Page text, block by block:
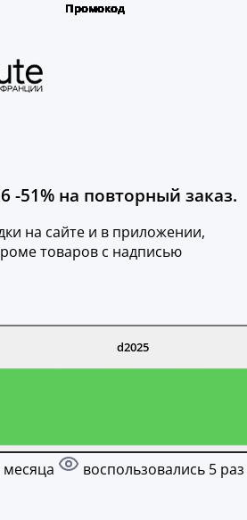
-51% на повторный заказ.
на сайте и в приложении,
товаров с надписью
d2025
месяца воспользовались 5 раз